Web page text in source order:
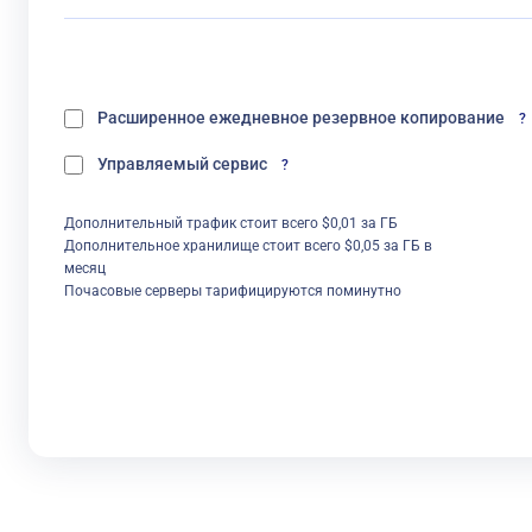
Расширенное ежедневное резервное копирование ?
Управляемый сервис ?
Дополнительный трафик стоит всего $0,01 за ГБ
Дополнительное хранилище стоит всего $0,05 за ГБ в
месяц
Почасовые серверы тарифицируются поминутно